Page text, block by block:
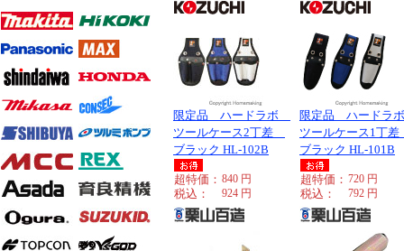
限定品 ハードラボ
ツールケース2丁差
ブラック HL-102B
超特価： 840 円
税込： 924 円
限定品 ハード
ツールケース1丁
ブラック HL-101B
超特価： 720 円
税込： 792 円